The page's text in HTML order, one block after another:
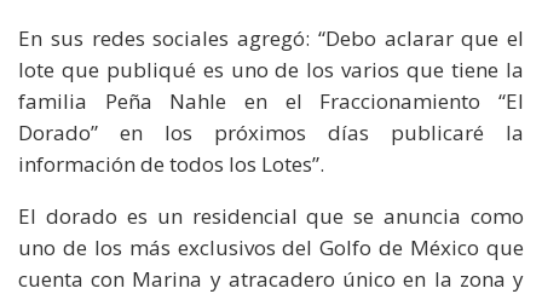
En sus redes sociales agregó: “Debo aclarar que el
lote que publiqué es uno de los varios que tiene la
familia Peña Nahle en el Fraccionamiento “El
Dorado” en los próximos días publicaré la
información de todos los Lotes”.
El dorado es un residencial que se anuncia como
uno de los más exclusivos del Golfo de México que
cuenta con Marina y atracadero único en la zona y